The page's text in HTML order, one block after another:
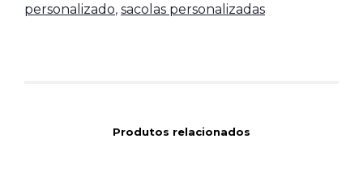
personalizado, sacolas personalizadas
Produtos relacionados